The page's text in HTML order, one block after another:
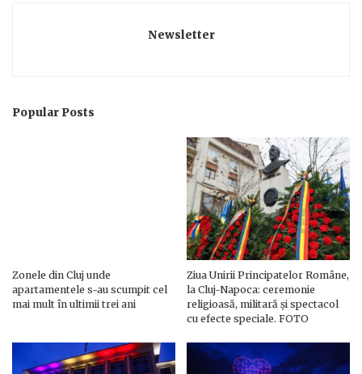
Newsletter
Popular Posts
Zonele din Cluj unde
apartamentele s-au scumpit cel
mai mult în ultimii trei ani
Ziua Unirii Principatelor Române,
la Cluj-Napoca: ceremonie
religioasă, militară și spectacol
cu efecte speciale. FOTO